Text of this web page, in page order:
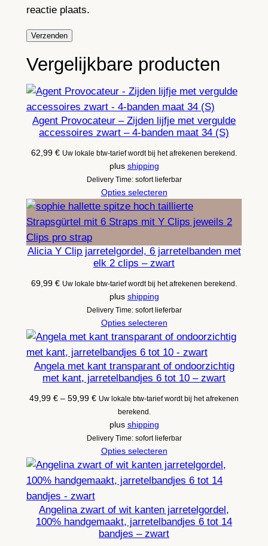
reactie plaats.
Vergelijkbare producten
Agent Provocateur – Zijden lijfje met vergulde
accessoires zwart – 4-banden maat 34 (S)
62,99 € Uw lokale btw-tarief wordt bij het afrekenen berekend.
plus shipping
Delivery Time: sofort lieferbar
Opties selecteren
Alicia Y Clip jarretelgordel, 6 jarretelbanden met
elk 2 clips – zwart
69,99 € Uw lokale btw-tarief wordt bij het afrekenen berekend.
plus shipping
Delivery Time: sofort lieferbar
Opties selecteren
Angela met kant transparant of ondoorzichtig
met kant, jarretelbandjes 6 tot 10 – zwart
49,99 € – 59,99 €Prijsklasse:
49,99 €
59,99 €
Uw lokale btw-tarief wordt bij het afrekenen
berekend.
plus shipping
Delivery Time: sofort lieferbar
Opties selecteren
Angelina zwart of wit kanten jarretelgordel,
100% handgemaakt, jarretelbandjes 6 tot 14
bandjes – zwart